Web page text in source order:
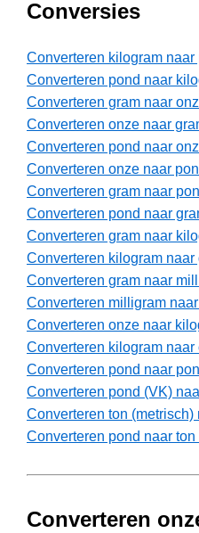
Conversies
Converteren kilogram naar
Converteren pond naar
Converteren gram naar
Converteren onze naar
Converteren pond naar
Converteren onze naar
Converteren gram naar
Converteren pond naar
Converteren gram naar
Converteren kilogram naar
Converteren gram naar
Converteren milligram
Converteren onze naar
Converteren kilogram naar
Converteren pond naar
Converteren pond (VK)
Converteren ton (metrisch)
Converteren pond naar ton
Converteren